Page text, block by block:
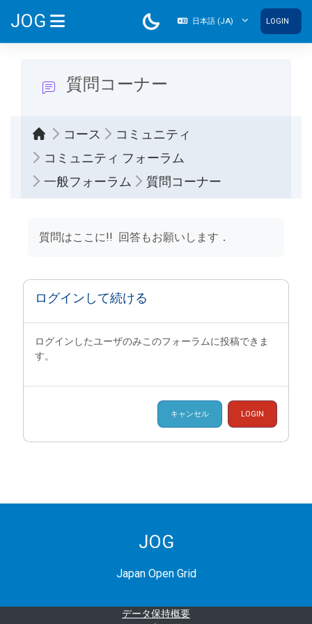
JOG 日本語 ‎(JA)‎ LOGIN
質問コーナー
コース
コミュニティ
コミュニティ フォーラム
一般フォーラム
質問コーナー
質問はここに!! 回答もお願いします．
ログインして続ける
ログインしたユーザのみこのフォーラムに投稿できま
す。
キャンセル LOGIN
JOG
Japan Open Grid
データ保持概要